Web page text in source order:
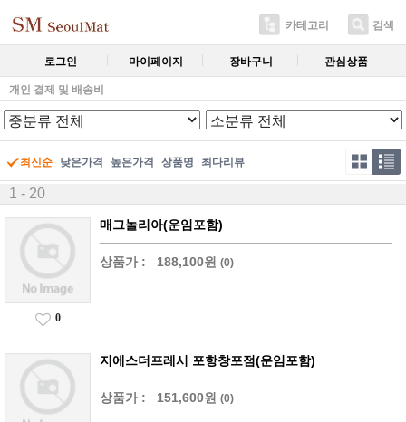
카테고리 검색
로그인 마이페이지 장바구니 관심상품
개인 결제 및 배송비
최신순 낮은가격 높은가격 상품명 최다리뷰
1 - 20
매그놀리아(운임포함)
상품가 : 188,100원 (0)
0
지에스더프레시 포항창포점(운임포함)
상품가 : 151,600원 (0)